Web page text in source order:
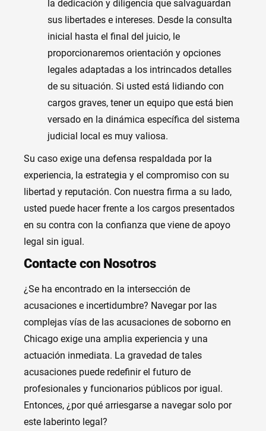
la dedicación y diligencia que salvaguardan
sus libertades e intereses. Desde la consulta
inicial hasta el final del juicio, le
proporcionaremos orientación y opciones
legales adaptadas a los intrincados detalles
de su situación. Si usted está lidiando con
cargos graves, tener un equipo que está bien
versado en la dinámica específica del sistema
judicial local es muy valiosa.
Su caso exige una defensa respaldada por la
experiencia, la estrategia y el compromiso con su
libertad y reputación. Con nuestra firma a su lado,
usted puede hacer frente a los cargos presentados
en su contra con la confianza que viene de apoyo
legal sin igual.
Contacte con Nosotros
¿Se ha encontrado en la intersección de
acusaciones e incertidumbre? Navegar por las
complejas vías de las acusaciones de soborno en
Chicago exige una amplia experiencia y una
actuación inmediata. La gravedad de tales
acusaciones puede redefinir el futuro de
profesionales y funcionarios públicos por igual.
Entonces, ¿por qué arriesgarse a navegar solo por
este laberinto legal?